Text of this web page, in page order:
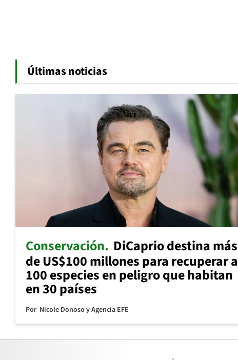
Últimas noticias
Conservación DiCaprio destina más
de US$100 millones para recuperar a
100 especies en peligro que habitan
en 30 países
Por Nicole Donoso y Agencia EFE